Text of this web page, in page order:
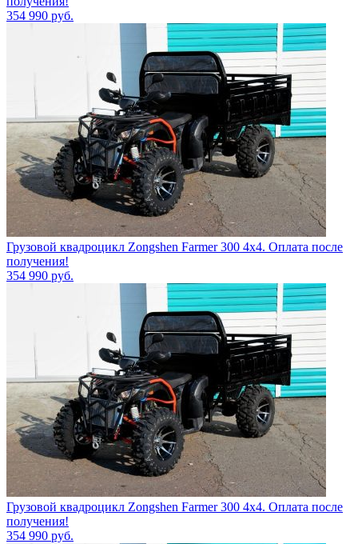
354 990 руб.
Грузовой квадроцикл Zongshen Farmer 300 4х4. Оплата после
получения!
354 990 руб.
Грузовой квадроцикл Zongshen Farmer 300 4х4. Оплата после
получения!
354 990 руб.